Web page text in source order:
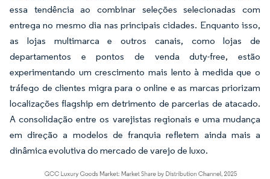
essa tendência ao combinar seleções selecionadas com
entrega no mesmo dia nas principais cidades. Enquanto isso,
as lojas multimarca e outros canais, como lojas de
departamentos e pontos de venda duty-free, estão
experimentando um crescimento mais lento à medida que o
tráfego de clientes migra para o online e as marcas priorizam
localizações flagship em detrimento de parcerias de atacado.
A consolidação entre os varejistas regionais e uma mudança
em direção a modelos de franquia refletem ainda mais a
dinâmica evolutiva do mercado de varejo de luxo.